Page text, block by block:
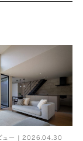
ュー | 2026.04.30